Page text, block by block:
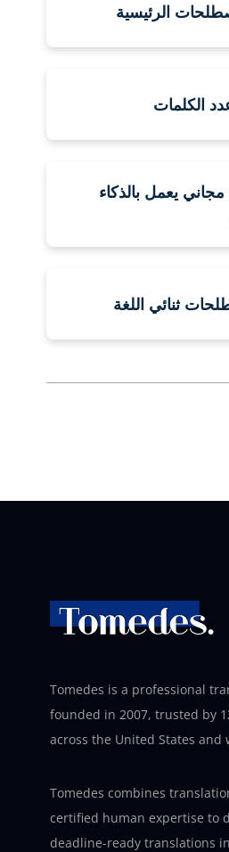
الرئيسية
الكلمات
يعمل بالذكاء
ثنائي اللغة
Tomedes is a professional
founded in 2007, trusted by
across the United States and
Tomedes combines
certified human expertise to
deadline-ready translations